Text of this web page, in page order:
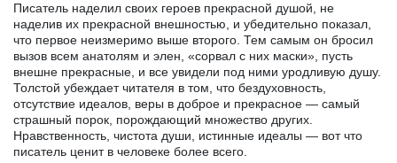
Писатель наделил своих героев прекрасной душой, не
наделив их прекрасной внешностью, и убедительно показал,
что первое неизмеримо выше второго. Тем самым он бросил
вызов всем анатолям и элен, «сорвал с них маски», пусть
внешне прекрасные, и все увидели под ними уродливую душу.
Толстой убеждает читателя в том, что бездуховность,
отсутствие идеалов, веры в доброе и прекрасное — самый
страшный порок, порождающий множество других.
Нравственность, чистота души, истинные идеалы — вот что
писатель ценит в человеке более всего.